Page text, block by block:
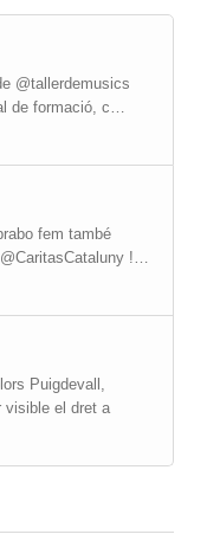
@tallerdemusics
de formació, c…
fem també
!…
Puigdevall,
visible el dret a